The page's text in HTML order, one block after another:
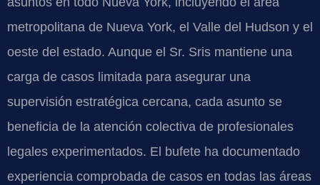
metropolitana de Nueva York, el Valle del Hudson y el
oeste del estado. Aunque el Sr. Sris mantiene una
carga de casos limitada para asegurar una
supervisión estratégica cercana, cada asunto se
beneficia de la atención colectiva de profesionales
legales experimentados. El bufete ha documentado
experiencia comprobada de casos en todas las áreas